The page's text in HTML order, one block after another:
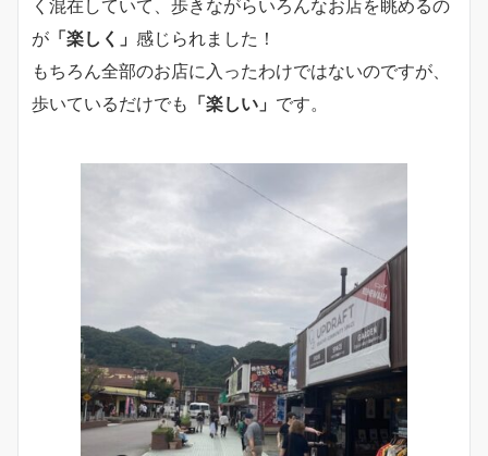
く混在していて、歩きながらいろんなお店を眺めるの
が 「楽しく」 感じられました！
もちろん全部のお店に入ったわけではないのですが、
歩いているだけでも 「楽しい」 です。